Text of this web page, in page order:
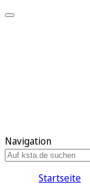
Navigation
Startseite